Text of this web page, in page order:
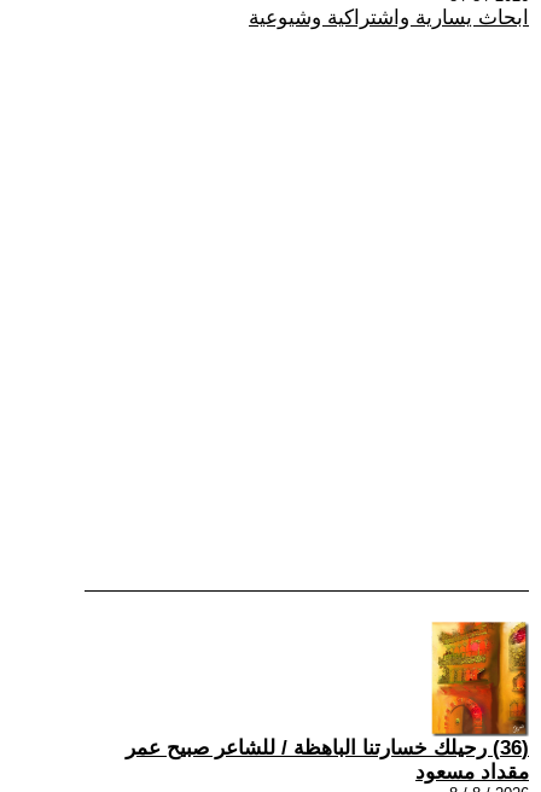
ابحاث يسارية واشتراكية وشيوعية
(36) رحيلك خسارتنا الباهظة / للشاعر صبيح عمر
مقداد مسعود